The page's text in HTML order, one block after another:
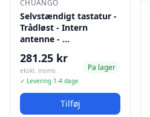
CHUANGO
Selvstændigt tastatur -
Trådløst - Intern
antenne - …
281.25 kr
ekskl. moms
✓ Levering 1-4 dage
Pa lager
Tilføj